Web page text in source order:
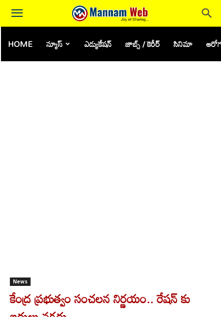
HOME న్యూస్ ఎడ్యుకేషన్ జాబ్స్ / కెరీర్ సినిమా
News
కేంద్ర ప్రభుత్వం సంచలన నిర్ణయం.. రేషన్ కు